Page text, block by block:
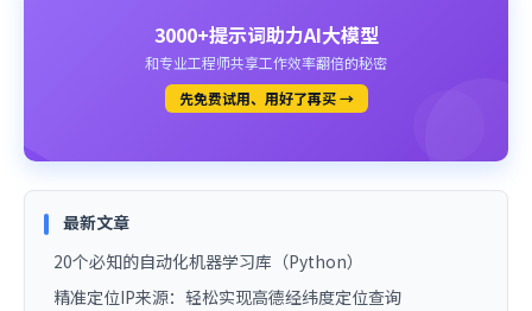
3000+提示词助力AI大模型
和专业工程师共享工作效率翻倍的秘密
先免费试用、用好了再买 →
最新文章
20个必知的自动化机器学习库（Python）
精准定位IP来源：轻松实现高德经纬度定位查询